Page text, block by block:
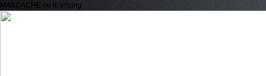
MAXCACHE no licensing